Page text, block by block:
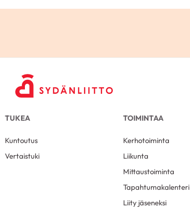
TUKEA
Kuntoutus
Vertaistuki
TOIMINTAA
Kerhotoiminta
Liikunta
Mittaustoiminta
Tapahtumakalenteri
Liity jäseneksi